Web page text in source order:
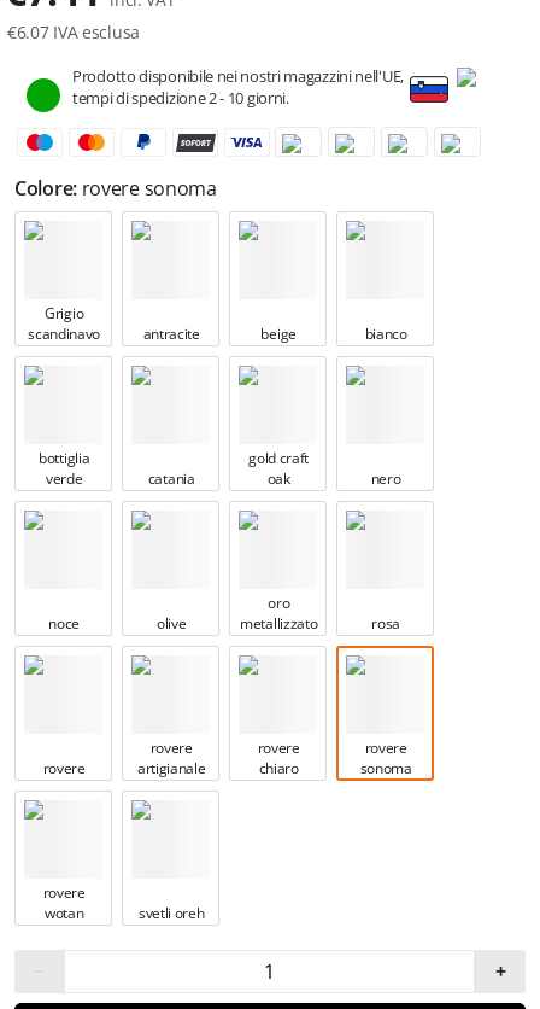
€6.07IVA esclusa
Prodotto disponibile nei nostri magazzini nell'UE,
tempi di spedizione 2 - 10 giorni.
Colore: rovere sonoma
Grigio
scandinavo
antracite beige bianco
bottiglia
verde
catania
gold craft
oak
nero
noce olive
oro
metallizzato
rosa
rovere
rovere
artigianale
rovere
chiaro
rovere
sonoma
rovere
wotan
svetli oreh
+